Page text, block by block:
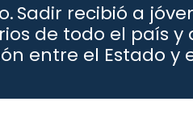
Sadir recibió a
de todo el país y
entre el Estado y